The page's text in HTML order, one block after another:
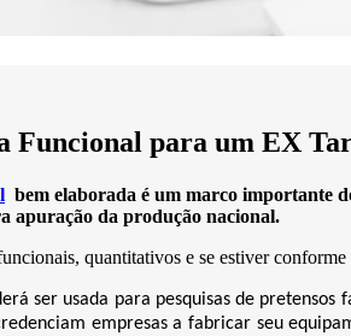
para um EX
bem elaborada é um marco importante
apuração da produção nacional.
quantitativos e se estiver conforme
ser usada para pesquisas de
credenciam empresas a fabricar seu